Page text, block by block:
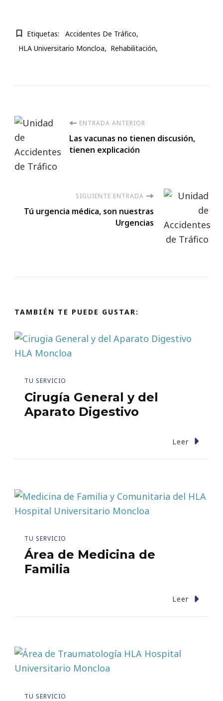
Etiquetas:
Accidentes De Tráfico
HLA Universitario Moncloa
Rehabilitación
Navegación
de
entradas
ENTRADA ANTERIOR
Las vacunas no tienen discusión,
tienen explicación
SIGUIENTE ENTRADA
Tú urgencia médica, son nuestras
Urgencias
TAMBIÉN TE PUEDE GUSTAR:
TU SERVICIO
Cirugía General y del
Aparato Digestivo
Leer
TU SERVICIO
Área de Medicina de
Familia
Leer
TU SERVICIO